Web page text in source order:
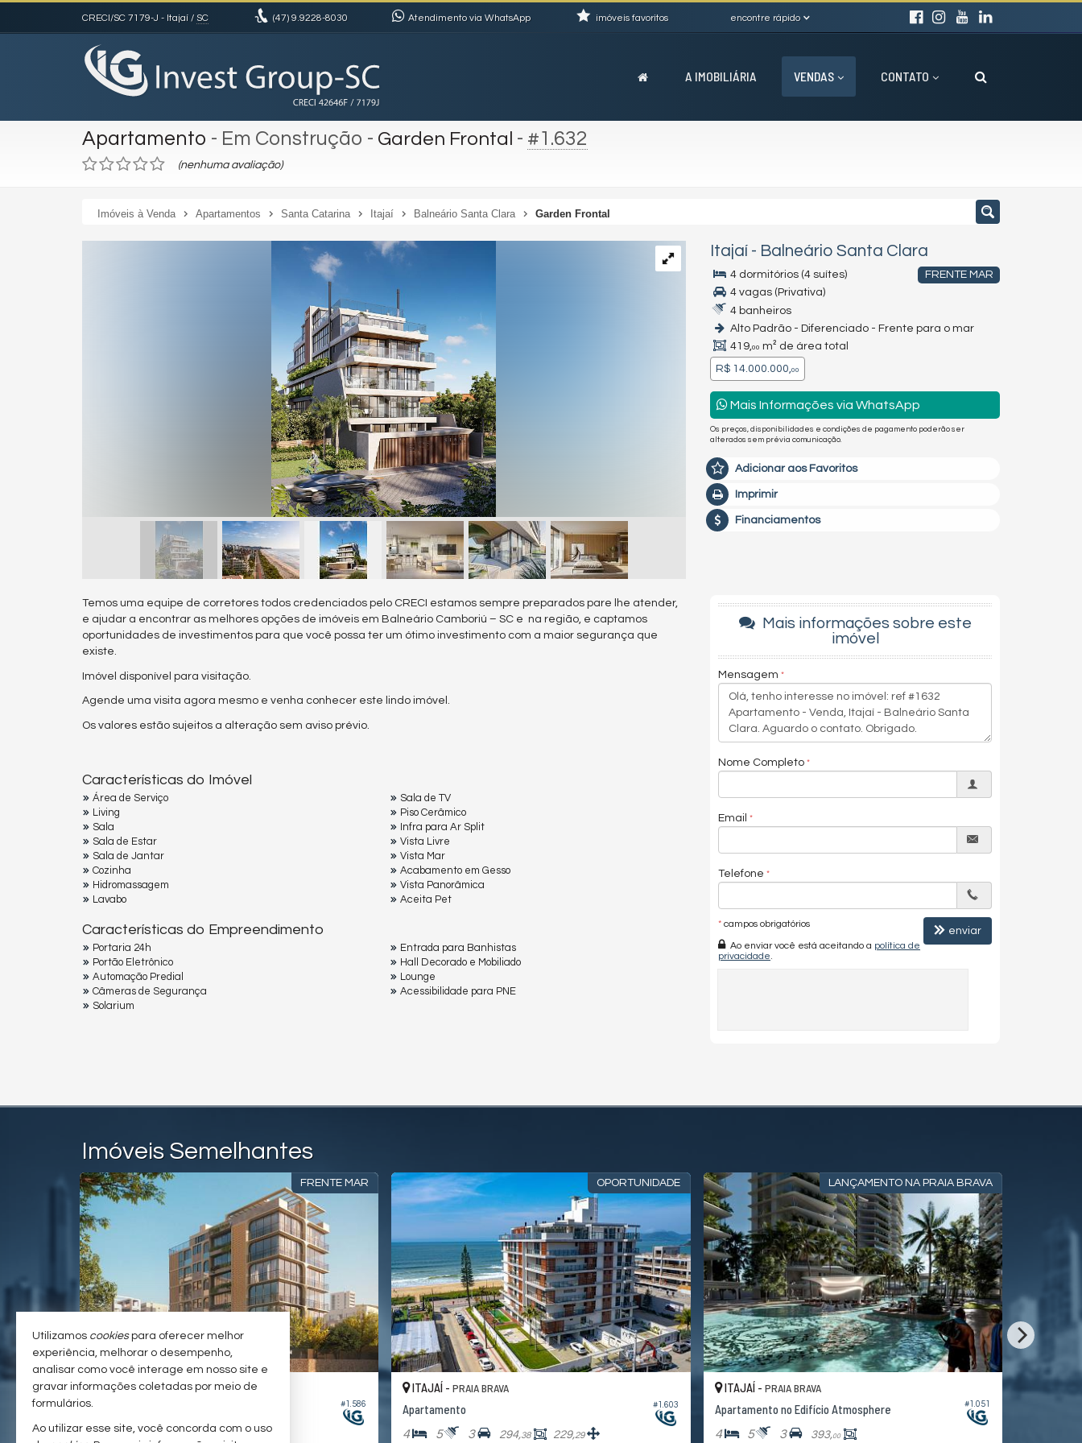
CRECI/SC 7179-J - Itajaí / SC (47) 9.9228-8030 Atendimento via WhatsApp encontre rápido
imóveis favoritos
A IMOBILIÁRIA VENDAS CONTATO
Apartamento - Em Construção - Garden Frontal - #1.632
(nenhuma avaliação)
Imóveis à Venda Apartamentos Santa Catarina Itajaí Balneário Santa Clara Garden Frontal
Itajaí - Balneário Santa Clara
FRENTE MAR
4 dormitórios (4 suítes)
4 vagas (Privativa)
4 banheiros
Alto Padrão - Diferenciado - Frente para o mar
419,00 m² de área total
R$ 14.000.000,00
Mais Informações via WhatsApp
Os preços, disponibilidades e condições de pagamento poderão ser
alterados sem prévia comunicação.
Adicionar aos Favoritos
Imprimir
Financiamentos
Temos uma equipe de corretores todos credenciados pelo CRECI estamos sempre preparados pare lhe atender,
e ajudar a encontrar as melhores opções de imóveis em Balneário Camboriú – SC e na região, e captamos
oportunidades de investimentos para que você possa ter um ótimo investimento com a maior segurança que
existe.
Imóvel disponível para visitação.
Agende uma visita agora mesmo e venha conhecer este lindo imóvel.
Os valores estão sujeitos a alteração sem aviso prévio.
Características do Imóvel
Área de Serviço
Living
Sala
Sala de Estar
Sala de Jantar
Cozinha
Hidromassagem
Lavabo
Sala de TV
Piso Cerâmico
Infra para Ar Split
Vista Livre
Vista Mar
Acabamento em Gesso
Vista Panorâmica
Aceita Pet
Características do Empreendimento
Portaria 24h
Portão Eletrônico
Automação Predial
Câmeras de Segurança
Solarium
Entrada para Banhistas
Hall Decorado e Mobiliado
Lounge
Acessibilidade para PNE
Mais informações sobre este
imóvel
Mensagem
Nome Completo
Email
Telefone
* campos obrigatórios
Ao enviar você está aceitando a política de
privacidade
enviar
Imóveis Semelhantes
#1.628
FRENTE MAR
#1.586
ITAJAÍ -BALNEÁRIO SANTA CLARA
Apartamento
4 5 3 212,
OPORTUNIDADE
#1.603
ITAJAÍ -PRAIA BRAVA
Apartamento
4 5 3 294,38 229,29
LANÇAMENTO NA PRAIA BRAVA
#1.051
ITAJAÍ - PRAIA BRAVA
Apartamento no Edifício Atmosphere
4 5 3 393,00
Utilizamos cookiespara oferecer melhor
experiência, melhorar o desempenho,
analisar como você interage em nosso site e
gravar informações coletadas por meio de
formulários.
Ao utilizar esse site, você concorda com o uso